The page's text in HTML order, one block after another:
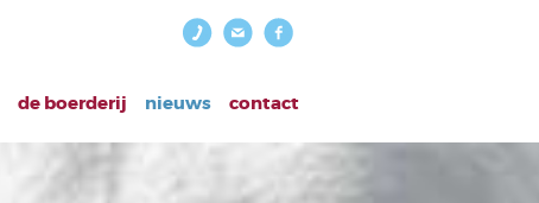
de boerderij nieuws contact